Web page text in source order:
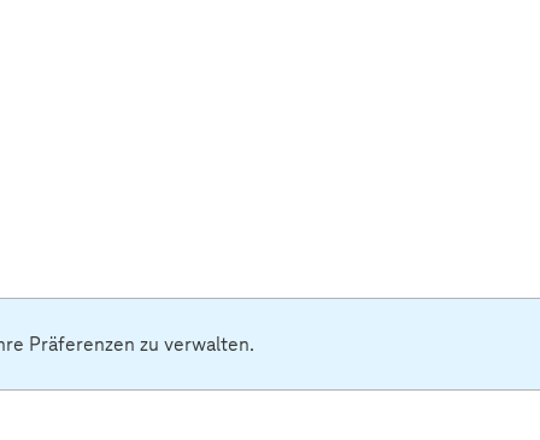
Präferenzen zu verwalten.